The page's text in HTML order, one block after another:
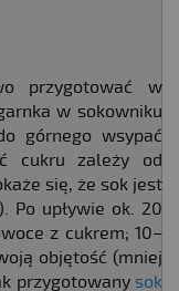
przygotować w
w sokowniku
górnego wsypać
cukru zależy od
się, że sok jest
Po upływie ok. 20
z cukrem; 10–
objętość (mniej
przygotowany sok